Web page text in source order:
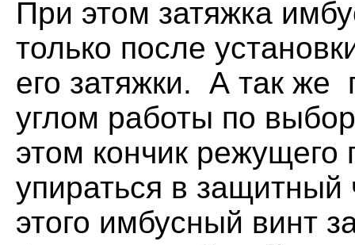
При этом затяжка
только после
его затяжки. А так же
углом работы по
этом кончик
упираться в защитный
этого имбусный винт